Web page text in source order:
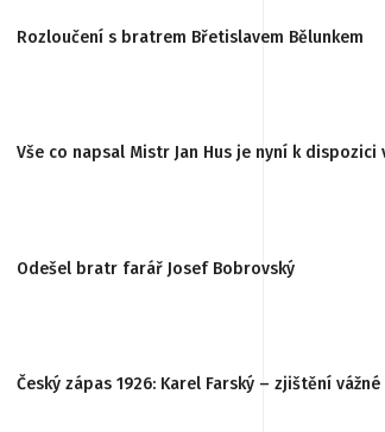
Rozloučení s bratrem Břetislavem Bělunkem
Vše co napsal Mistr Jan Hus je nyní k
Odešel bratr farář Josef Bobrovský
Český zápas 1926: Karel Farský – zjištění